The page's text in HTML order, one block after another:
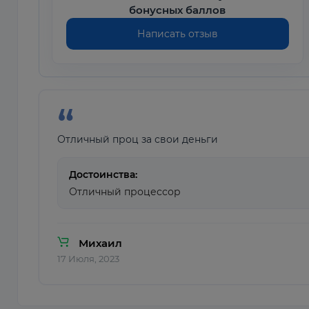
бонусных баллов
Написать отзыв
Михаил
17 Июля, 2023
Отличный проц за свои деньги
Достоинства:
Отличный процессор